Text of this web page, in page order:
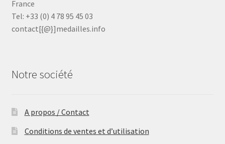
France
Tel: +33 (0) 4 78 95 45 03
contact[{@}]medailles.info
Notre société
A propos / Contact
Conditions de ventes et d’utilisation